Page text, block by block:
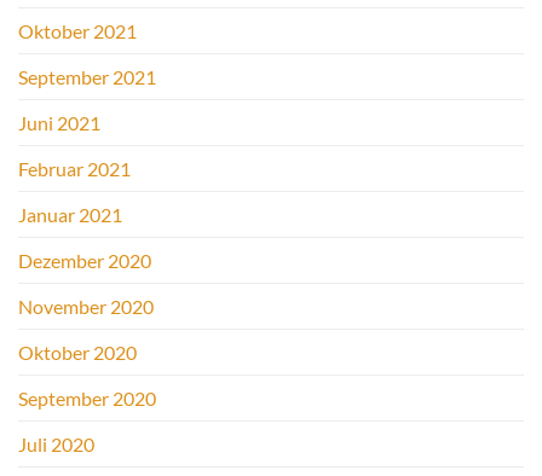
Oktober 2021
September 2021
Juni 2021
Februar 2021
Januar 2021
Dezember 2020
November 2020
Oktober 2020
September 2020
Juli 2020